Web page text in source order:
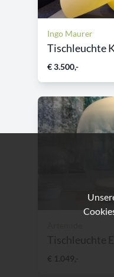
Ingo Maurer
Tischleuchte
€ 3.500,-
Tischleuchte
€ 1.049,-